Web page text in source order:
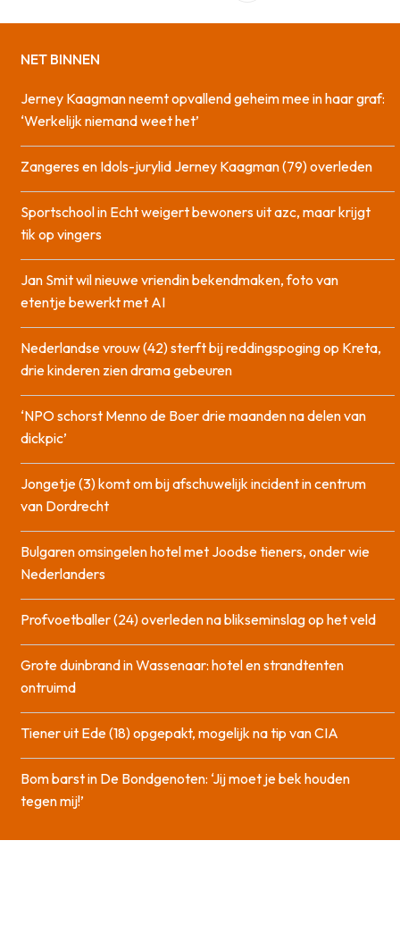
NET BINNEN
Jerney Kaagman neemt opvallend geheim mee in haar graf:
‘Werkelijk niemand weet het’
Zangeres en Idols-jurylid Jerney Kaagman (79) overleden
Sportschool in Echt weigert bewoners uit azc, maar krijgt
tik op vingers
Jan Smit wil nieuwe vriendin bekendmaken, foto van
etentje bewerkt met AI
Nederlandse vrouw (42) sterft bij reddingspoging op Kreta,
drie kinderen zien drama gebeuren
‘NPO schorst Menno de Boer drie maanden na delen van
dickpic’
Jongetje (3) komt om bij afschuwelijk incident in centrum
van Dordrecht
Bulgaren omsingelen hotel met Joodse tieners, onder wie
Nederlanders
Profvoetballer (24) overleden na blikseminslag op het veld
Grote duinbrand in Wassenaar: hotel en strandtenten
ontruimd
Tiener uit Ede (18) opgepakt, mogelijk na tip van CIA
Bom barst in De Bondgenoten: ‘Jij moet je bek houden
tegen mij!’